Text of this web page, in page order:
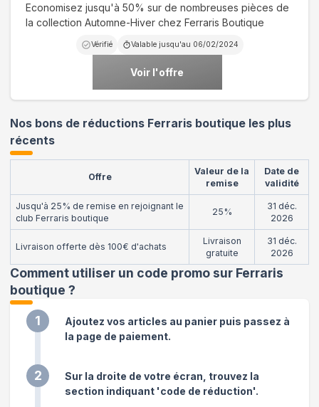
Economisez jusqu'à 50% sur de nombreuses pièces de
la collection Automne-Hiver chez Ferraris Boutique
Vérifié Valable jusqu'au 06/02/2024
Voir l'offre
Nos bons de réductions Ferraris boutique les plus
récents
Offre
Valeur de la
remise
Date de
validité
Jusqu'à 25% de remise en rejoignant le
club Ferraris boutique
25%
31 déc.
2026
Livraison offerte dès 100€ d'achats
Livraison
gratuite
31 déc.
2026
Comment utiliser un code promo sur Ferraris
boutique ?
1
Ajoutez vos articles au panier puis passez à
la page de paiement.
2
Sur la droite de votre écran, trouvez la
section indiquant 'code de réduction'.